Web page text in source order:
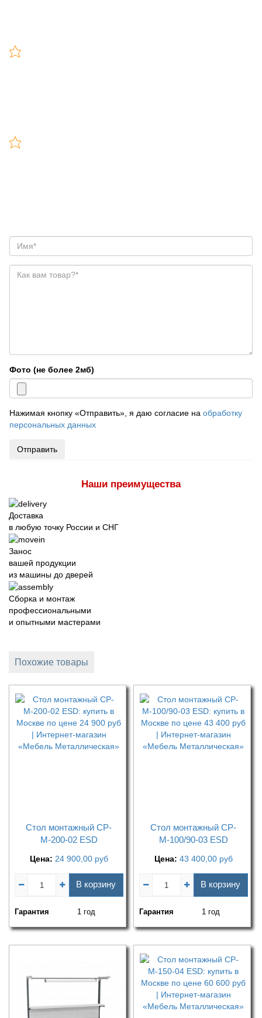
Фото (не более 2мб)
Нажимая кнопку «Отправить», я даю согласие на обработку
персональных данных
Отправить
Наши преимущества
Доставка
в любую точку России и СНГ
Занос
вашей продукции
из машины до дверей
Сборка и монтаж
профессиональными
и опытными мастерами
Похожие товары
Стол монтажный СР-
М-200-02 ESD
Цена: 24 900,00 руб
В корзину
Гарантия 1 год
Стол монтажный СР-
М-100/90-03 ESD
Цена: 43 400,00 руб
В корзину
Гарантия 1 год